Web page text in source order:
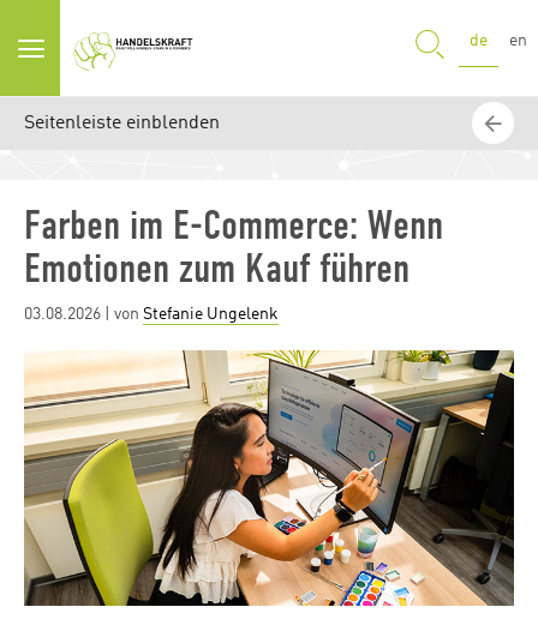
SUCHEde en
Farben im E-Commerce: Wenn
Emotionen zum Kauf führen
Posted
03.08.2026 | von Stefanie Ungelenk
Seitenleiste einblenden